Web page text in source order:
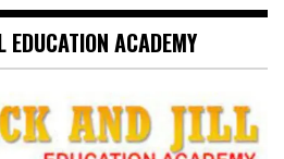
EDUCATION ACADEMY